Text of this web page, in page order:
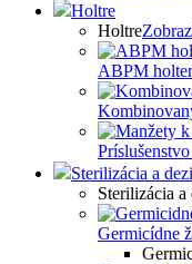
Holtre
Holtre
ABPM holter
Sterilizácia a
Sterilizácia a
Germicídne